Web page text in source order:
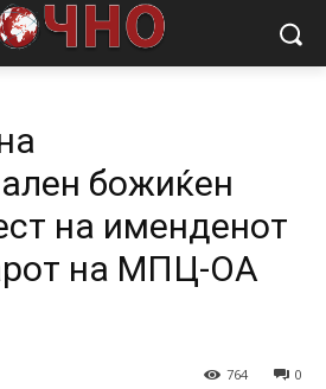
на традиционален божиќен ручек во
божиќен
на именденот
на МПЦ-ОА
0
764